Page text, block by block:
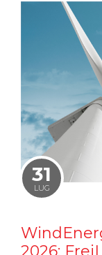
31
LUG
2026: